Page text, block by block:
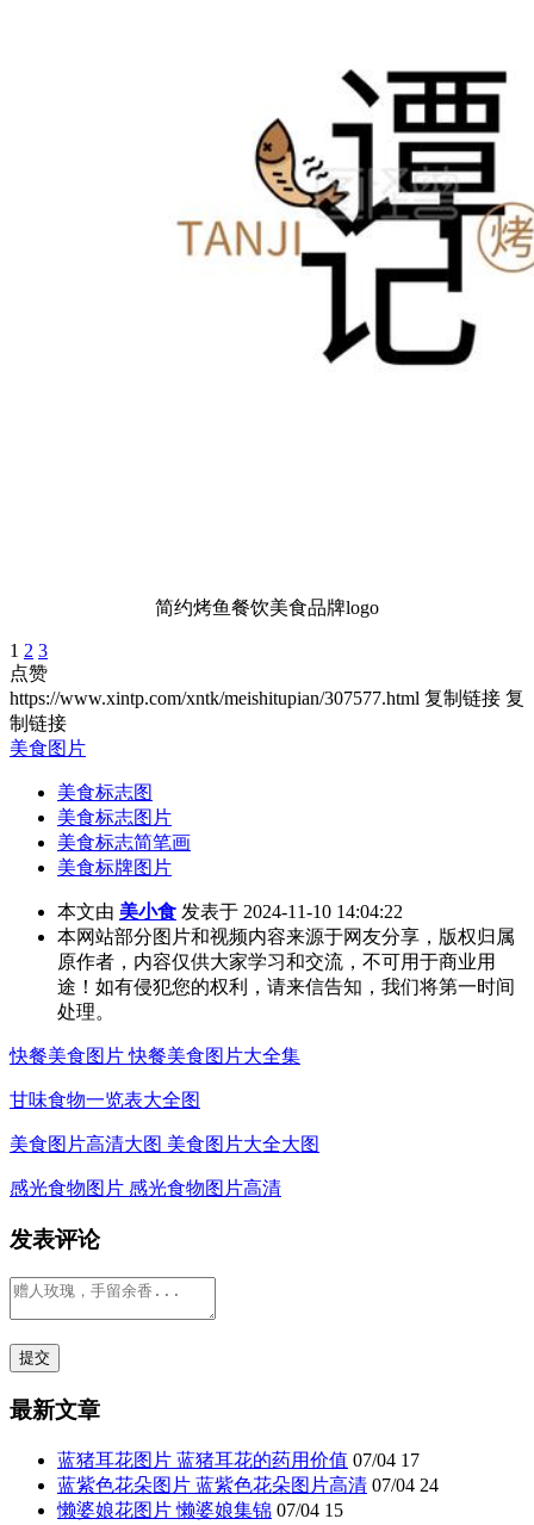
简约烤鱼餐饮美食品牌logo
1 2 3
点赞
https://www.xintp.com/xntk/meishitupian/307577.html 复制链接 复
制链接
美食图片
美食标志图
美食标志图片
美食标志简笔画
美食标牌图片
本文由 美小食 发表于 2024-11-10 14:04:22
本网站部分图片和视频内容来源于网友分享，版权归属
原作者，内容仅供大家学习和交流，不可用于商业用
途！如有侵犯您的权利，请来信告知，我们将第一时间
处理。
快餐美食图片 快餐美食图片大全集
甘味食物一览表大全图
美食图片高清大图 美食图片大全大图
感光食物图片 感光食物图片高清
发表评论
最新文章
蓝猪耳花图片 蓝猪耳花的药用价值 07/04 17
蓝紫色花朵图片 蓝紫色花朵图片高清 07/04 24
懒婆娘花图片 懒婆娘集锦 07/04 15